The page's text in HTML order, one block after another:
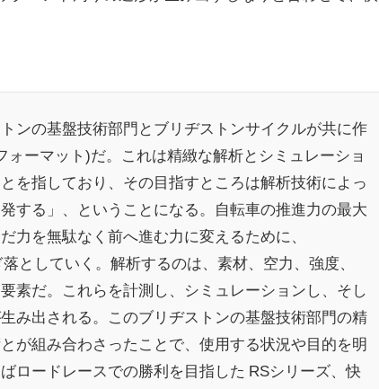
ンの基盤技術部門とブリヂストンサイクルが共に作
ォーマット)だ。これは精緻な解析とシミュレーショ
を指しており、その目指すところは解析技術によっ
する」、ということになる。自転車の推進力の最大
力を無駄なく前へ進む力に変えるために、
としていく。解析するのは、素材、空力、強度、
素だ。これらを計測し、シミュレーションし、そし
み出される。このブリヂストンの基盤技術部門の精
が組み合わさったことで、使用する状況や目的を明
ロードレースでの勝利を目指した RSシリーズ、快